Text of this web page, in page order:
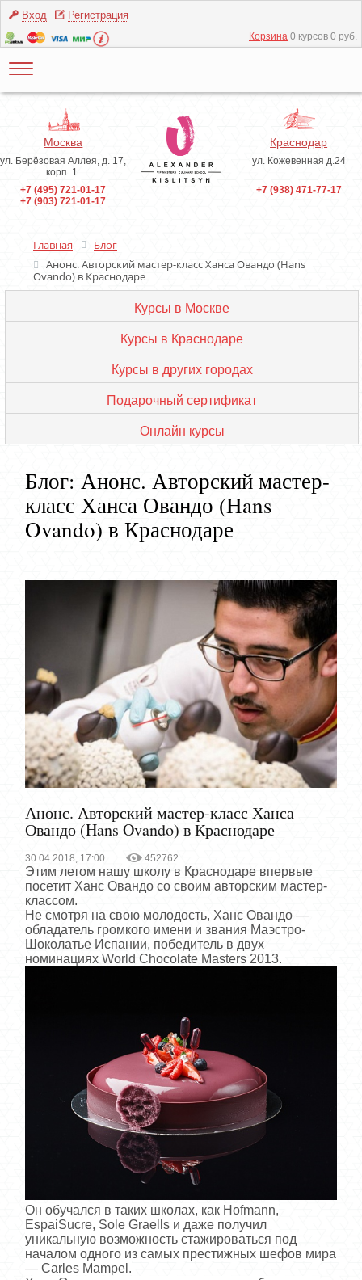
Вход Регистрация
Корзина 0 курсов 0 руб.
Москва
ул. Берёзовая Аллея, д. 17,
корп. 1.
+7 (495) 721-01-17
+7 (903) 721-01-17
Краснодар
ул. Кожевенная д.24
+7 (938) 471-77-17
Главная
Блог
Анонс. Авторский мастер-класс Ханса Овандо (Hans
Ovando) в Краснодаре
Курсы в Москве
Курсы в Краснодаре
Курсы в других городах
Подарочный сертификат
Онлайн курсы
Блог: Анонс. Авторский мастер-
класс Ханса Овандо (Hans
Ovando) в Краснодаре
Анонс. Авторский мастер-класс Ханса
Овандо (Hans Ovando) в Краснодаре
30.04.2018, 17:00 452762
Этим летом нашу школу в Краснодаре впервые
посетит Ханс Овандо со своим авторским мастер-
классом.
Не смотря на свою молодость, Ханс Овандо —
обладатель громкого имени и звания Маэстро-
Шоколатье Испании, победитель в двух
номинациях World Chocolate Masters 2013.
Он обучался в таких школах, как Hofmann,
EspaiSucre, Sole Graells и даже получил
уникальную возможность стажироваться под
началом одного из самых престижных шефов мира
— Carles Mampel.